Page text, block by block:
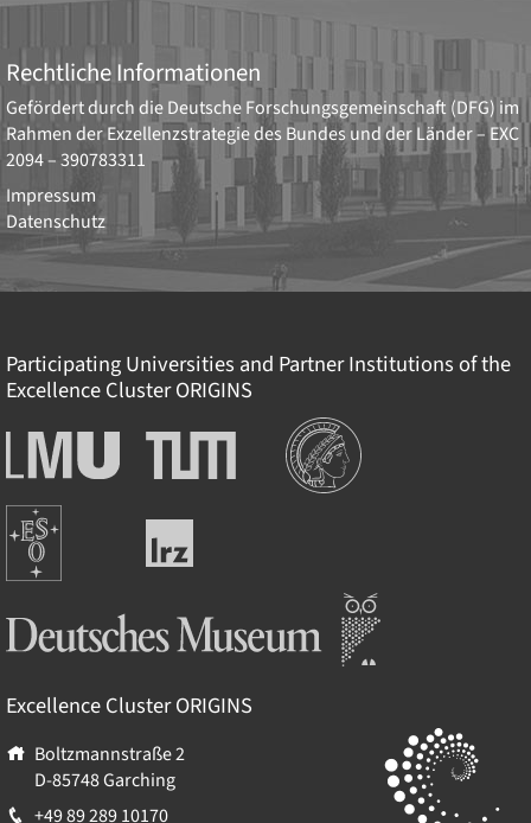
Rechtliche Informationen
Gefördert durch dieDeutsche Forschungsgemeinschaft (DFG) im
Rahmen der Exzellenzstrategie des Bundes und der Länder – EXC
2094 – 390783311
Impressum
Datenschutz
Participating Universities and Partner Institutions of the
Excellence ClusterORIGINS
Ludwig-
Maximilians-
München
Technische
Universität
Institutionen
Europäische
Südsternwarte
Leibniz-
Rechenzentrum
Excellence ClusterORIGINS
Boltzmannstraße 2
D-85748Garching
+49 89 289 10170